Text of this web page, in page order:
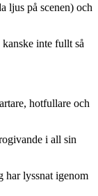
ljus på scenen) och
inte fullt så
hotfullare och
i all sin
har lyssnat igenom